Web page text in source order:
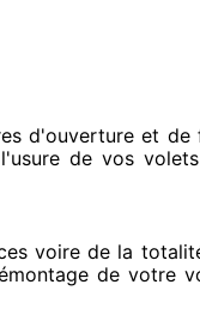
d'ouverture et de
l'usure de vos
voire de la
de votre